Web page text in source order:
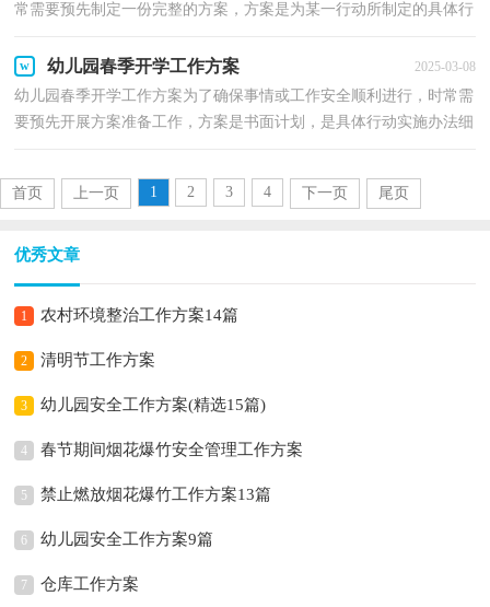
常需要预先制定一份完整的方案，方案是为某一行动所制定的具体行
幼儿园春季开学工作方案 2025-03-08
幼儿园春季开学工作方案为了确保事情或工作安全顺利进行，时常需
要预先开展方案准备工作，方案是书面计划，是具体行动实施办法细
首页 上一页 1 2 3 4 下一页 尾页
优秀文章
1 农村环境整治工作方案14篇
2 清明节工作方案
3 幼儿园安全工作方案(精选15篇)
4 春节期间烟花爆竹安全管理工作方案
5 禁止燃放烟花爆竹工作方案13篇
6 幼儿园安全工作方案9篇
7 仓库工作方案